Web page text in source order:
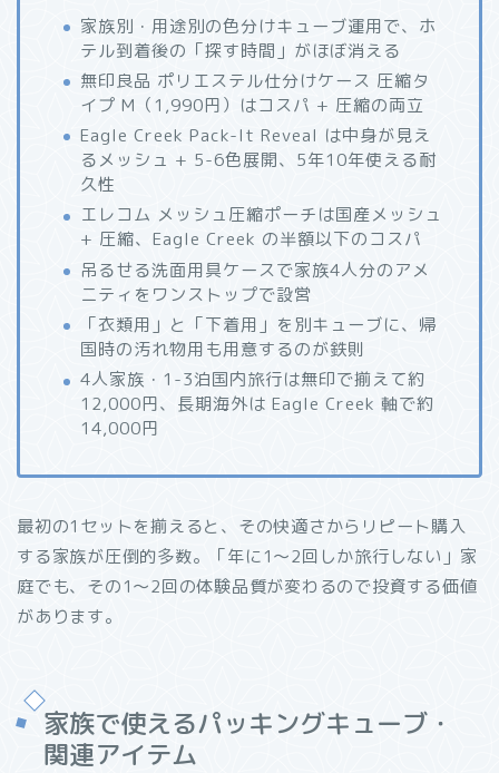
家族別・用途別の色分けキューブ運用で、ホ
テル到着後の「探す時間」がほぼ消える
無印良品 ポリエステル仕分けケース 圧縮タ
イプ M（1,990円）はコスパ + 圧縮の両立
Eagle Creek Pack-It Reveal は中身が見え
るメッシュ + 5-6色展開、5年10年使える耐
久性
エレコム メッシュ圧縮ポーチは国産メッシュ
+ 圧縮、Eagle Creek の半額以下のコスパ
吊るせる洗面用具ケースで家族4人分のアメ
ニティをワンストップで設営
「衣類用」と「下着用」を別キューブに、帰
国時の汚れ物用も用意するのが鉄則
4人家族・1-3泊国内旅行は無印で揃えて約
12,000円、長期海外は Eagle Creek 軸で約
14,000円
最初の1セットを揃えると、その快適さからリピート購入
する家族が圧倒的多数。「年に1〜2回しか旅行しない」家
庭でも、その1〜2回の体験品質が変わるので投資する価値
があります。
家族で使えるパッキングキューブ・
関連アイテム